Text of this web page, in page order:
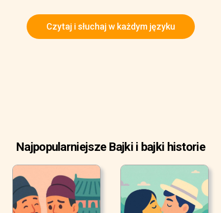
Czytaj i słuchaj w każdym języku
Najpopularniejsze Bajki i bajki historie